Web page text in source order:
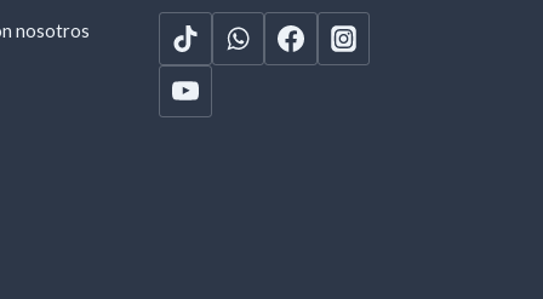
nosotros